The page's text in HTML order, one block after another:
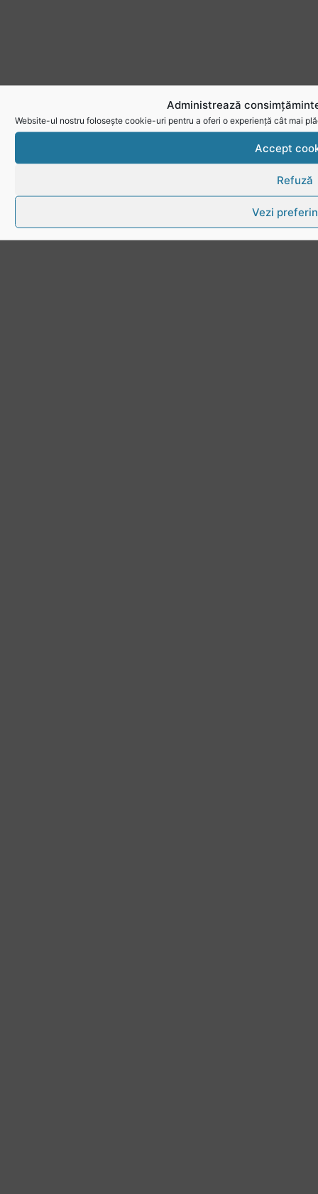
Administrează
Website-ul nostru folosește cookie-uri pentru a oferi o experiență cât mai
Accept
Refuză
Vezi